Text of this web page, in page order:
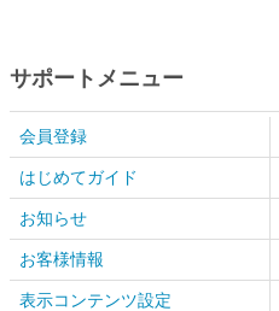
サポートメニュー
会員登録
はじめてガイド
お知らせ
お客様情報
表示コンテンツ設定